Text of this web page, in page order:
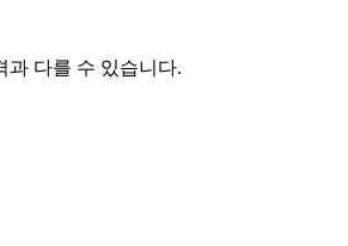
과 다를 수 있습니다.